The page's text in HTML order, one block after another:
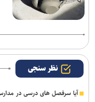
نظر سنجی
آیا سرفصل های درسی در مدارس